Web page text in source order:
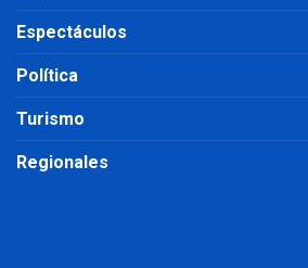
Espectáculos
Política
Turismo
Regionales